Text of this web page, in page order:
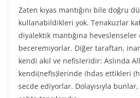
Zaten kıyas mantığını bile doğru
kullanabildikleri yok. Tenakuzlar
diyalektik mantığına heveslenseler
beceremiyorlar. Diğer taraftan,
kendi akıl ve nefisleridir: Aslında
kendi(nefis)lerinde ihdas ettikleri
secde ediyorlar. Dolayısıyla